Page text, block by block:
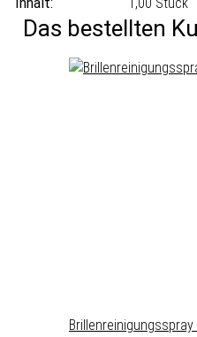
Inhalt:
1,00 Stück
Das bestellten
Brillenreinigungsspray